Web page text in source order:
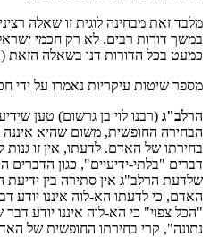
מלבד זאת מבחינה לוגית זו שאלה
במשך דורות רבים. לא רק חכמי
כמעט בכל הדורות דנו בשאלה הזאת
מספר שיטות עיקריות נאמרו על ידי
הרלב"ג (רבנו לוי בן גרשום) טען
הבחירה החופשית, משום שהיא
בחירתו של האדם. לדעתו, אין זו
דברים "בלתי-ידיעיים", כגון הדברים
שלדעת הרלב"ג אין סתירה בין
האדם, כי לדעתו הא-לוה איננו יודע
"הכל צפוי" כי הא-לוה איננו יודע
נתונה", קרי בחירתו החופשית של